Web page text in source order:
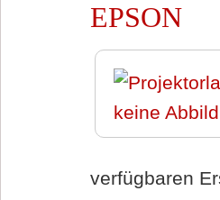
EPSON
verfügbaren